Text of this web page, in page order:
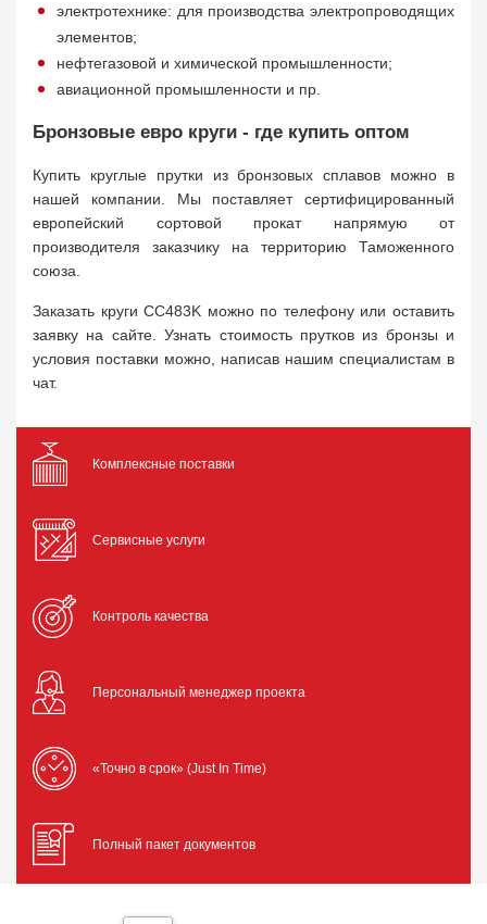
электротехнике: для производства электропроводящих
элементов;
нефтегазовой и химической промышленности;
авиационной промышленности и пр.
Бронзовые евро круги - где купить оптом
Купить круглые прутки из бронзовых сплавов можно в
нашей компании. Мы поставляет сертифицированный
европейский сортовой прокат напрямую от
производителя заказчику на территорию Таможенного
союза.
Заказать круги CC483K можно по телефону или оставить
заявку на сайте. Узнать стоимость прутков из бронзы и
условия поставки можно, написав нашим специалистам в
чат.
Комплексные поставки
Сервисные услуги
Контроль качества
Персональный менеджер проекта
«Точно в срок» (Just In Time)
Полный пакет документов